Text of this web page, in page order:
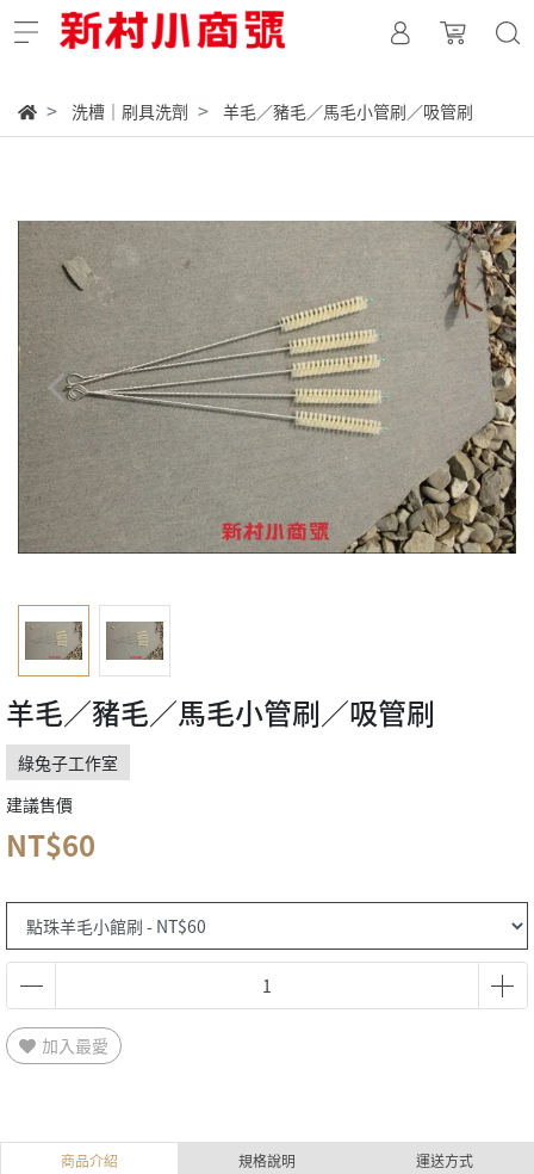
洗槽｜刷具洗劑 羊毛／豬毛／馬毛小管刷／吸管刷
羊毛／豬毛／馬毛小管刷／吸管刷
綠兔子工作室
建議售價
NT$60
加入最愛
商品介紹 規格說明 運送方式